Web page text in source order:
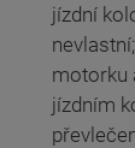
jízdní
motorku
jízdním